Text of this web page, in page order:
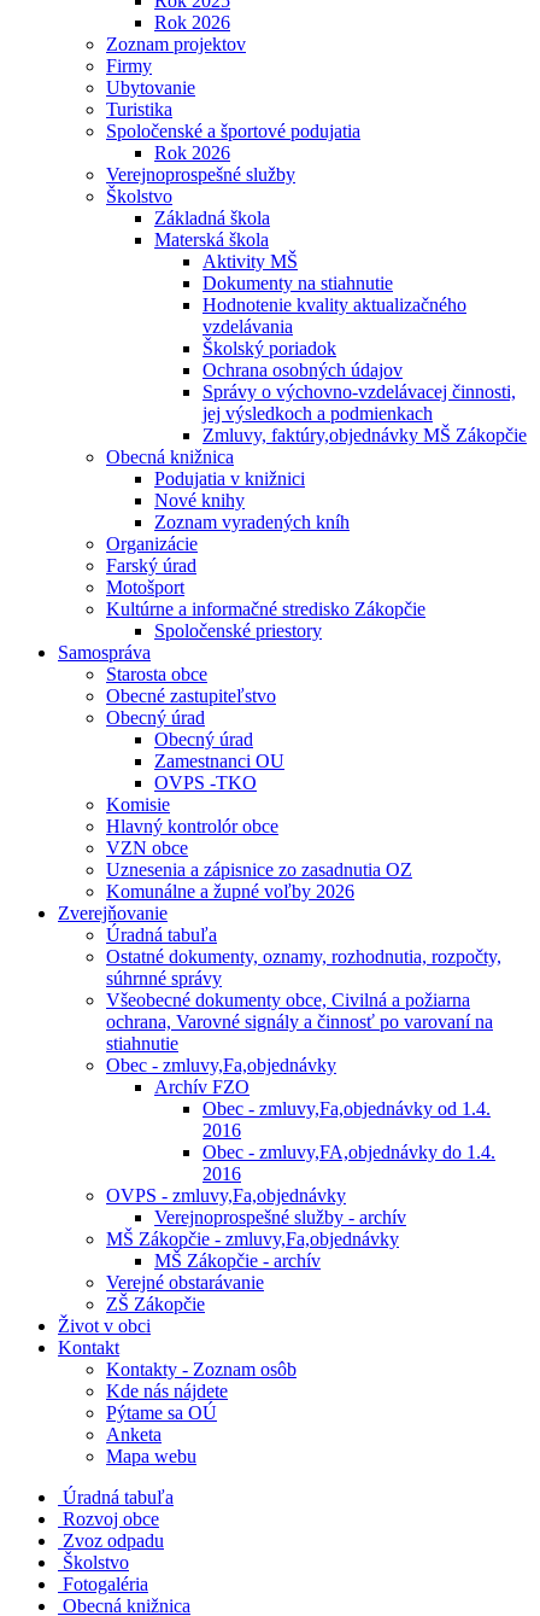
Rok 2026
Zoznam projektov
Firmy
Ubytovanie
Turistika
Spoločenské a športové podujatia
Rok 2026
Verejnoprospešné služby
Školstvo
Základná škola
Materská škola
Aktivity MŠ
Dokumenty na stiahnutie
Hodnotenie kvality aktualizačného
vzdelávania
Školský poriadok
Ochrana osobných údajov
Správy o výchovno-vzdelávacej činnosti,
jej výsledkoch a podmienkach
Zmluvy, faktúry,objednávky MŠ Zákopčie
Obecná knižnica
Podujatia v knižnici
Nové knihy
Zoznam vyradených kníh
Organizácie
Farský úrad
Motošport
Kultúrne a informačné stredisko Zákopčie
Spoločenské priestory
Samospráva
Starosta obce
Obecné zastupiteľstvo
Obecný úrad
Obecný úrad
Zamestnanci OU
OVPS -TKO
Komisie
Hlavný kontrolór obce
VZN obce
Uznesenia a zápisnice zo zasadnutia OZ
Komunálne a župné voľby 2026
Zverejňovanie
Úradná tabuľa
Ostatné dokumenty, oznamy, rozhodnutia, rozpočty,
súhrnné správy
Všeobecné dokumenty obce, Civilná a požiarna
ochrana, Varovné signály a činnosť po varovaní na
stiahnutie
Obec - zmluvy,Fa,objednávky
Archív FZO
Obec - zmluvy,Fa,objednávky od 1.4.
2016
Obec - zmluvy,FA,objednávky do 1.4.
2016
OVPS - zmluvy,Fa,objednávky
Verejnoprospešné služby - archív
MŠ Zákopčie - zmluvy,Fa,objednávky
MŠ Zákopčie - archív
Verejné obstarávanie
ZŠ Zákopčie
Život v obci
Kontakt
Kontakty - Zoznam osôb
Kde nás nájdete
Pýtame sa OÚ
Anketa
Mapa webu
Úradná tabuľa
Rozvoj obce
Zvoz odpadu
Školstvo
Fotogaléria
Obecná knižnica